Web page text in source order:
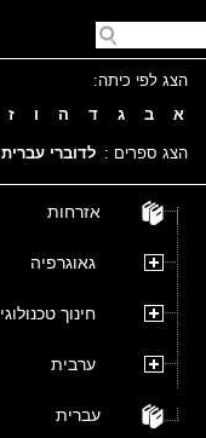
הצג לפי כיתה:
א
ב ג ד ה ו ז
הצג ספרים : לדוברי עברית
אזרחות
גאוגרפיה
חינוך טכנולוגי
ערבית
עברית